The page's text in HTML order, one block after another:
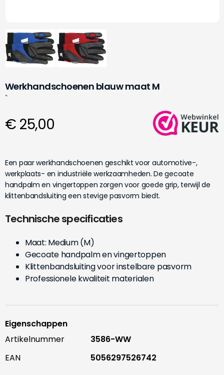
Werkhandschoenen blauw maat M
`
€ 25,00
Een paar werkhandschoenen geschikt voor automotive-,
werkplaats- en industriële werkzaamheden. De gecoate
handpalm en vingertoppen zorgen voor goede grip, terwijl de
klittenbandsluiting een stevige pasvorm biedt.
Technische specificaties
Maat: Medium (M)
Gecoate handpalm en vingertoppen
Klittenbandsluiting voor instelbare pasvorm
Professionele kwaliteit materialen
Eigenschappen
Artikelnummer
3586-WW
EAN
5056297526742